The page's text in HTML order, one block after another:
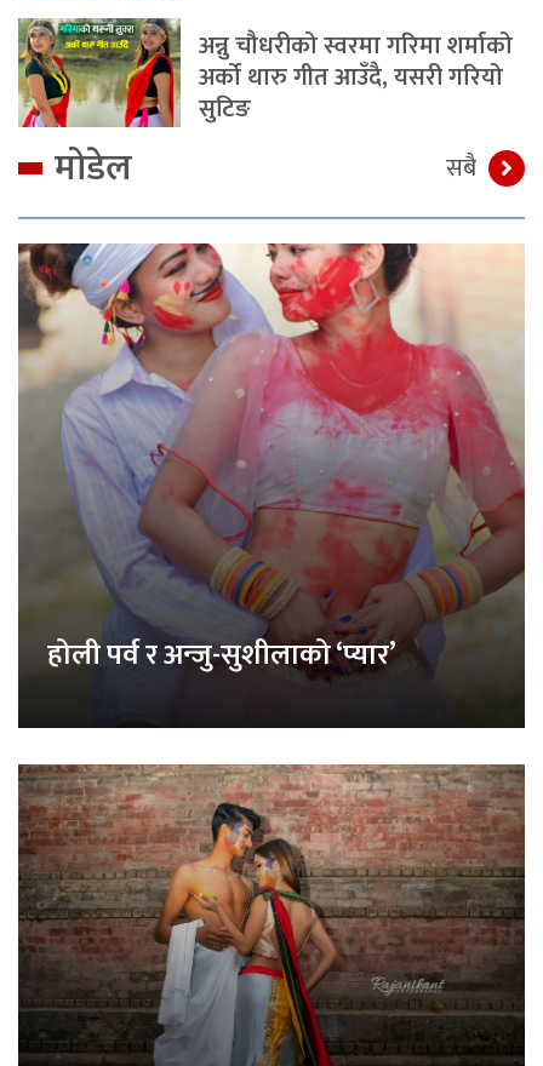
अन्नु चौधरीको स्वरमा गरिमा शर्माको
अर्को थारु गीत आउँदै, यसरी गरियो
सुटिङ
मोडेल सबै
होली पर्व र अन्जु-सुशीलाको ‘प्यार’